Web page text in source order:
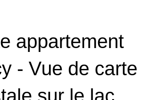
appartement
- Vue de carte
sur le lac